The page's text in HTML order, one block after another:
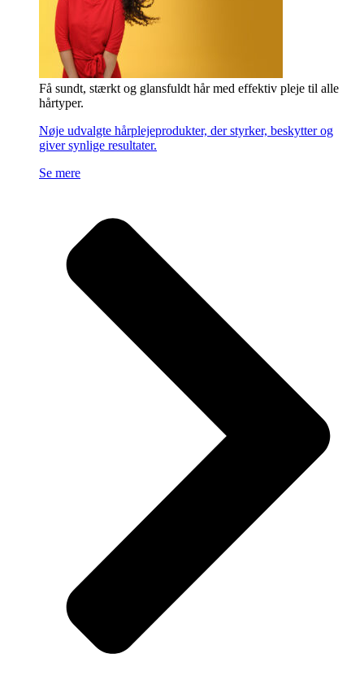
Få sundt, stærkt og glansfuldt hår med effektiv pleje til alle
hårtyper.
Nøje udvalgte hårplejeprodukter, der styrker, beskytter og
giver synlige resultater.
Se mere